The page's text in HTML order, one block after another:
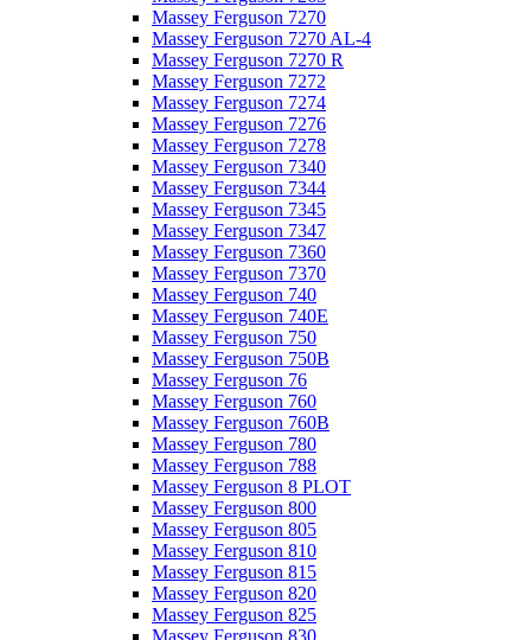
Massey Ferguson 7270
Massey Ferguson 7270 AL-4
Massey Ferguson 7270 R
Massey Ferguson 7272
Massey Ferguson 7274
Massey Ferguson 7276
Massey Ferguson 7278
Massey Ferguson 7340
Massey Ferguson 7344
Massey Ferguson 7345
Massey Ferguson 7347
Massey Ferguson 7360
Massey Ferguson 7370
Massey Ferguson 740
Massey Ferguson 740E
Massey Ferguson 750
Massey Ferguson 750B
Massey Ferguson 76
Massey Ferguson 760
Massey Ferguson 760B
Massey Ferguson 780
Massey Ferguson 788
Massey Ferguson 8 PLOT
Massey Ferguson 800
Massey Ferguson 805
Massey Ferguson 810
Massey Ferguson 815
Massey Ferguson 820
Massey Ferguson 825
Massey Ferguson 830